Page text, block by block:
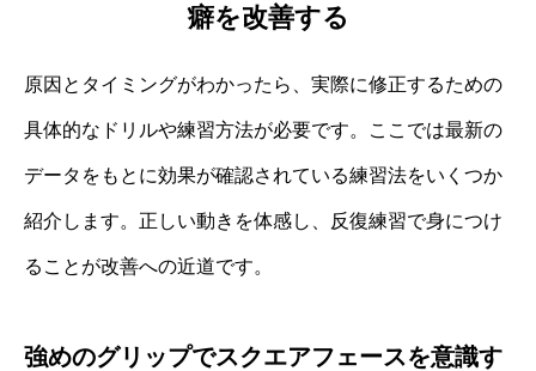
癖を改善する
原因とタイミングがわかったら、実際に修正するための
具体的なドリルや練習方法が必要です。ここでは最新の
データをもとに効果が確認されている練習法をいくつか
紹介します。正しい動きを体感し、反復練習で身につけ
ることが改善への近道です。
強めのグリップでスクエアフェースを意識す